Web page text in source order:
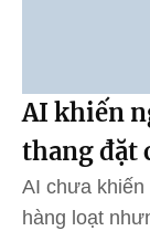
AI khiến
thang đặt
AI chưa
hàng loạt